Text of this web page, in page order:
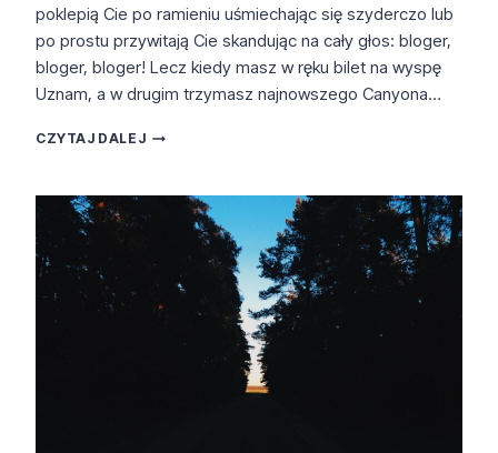
poklepią Cie po ramieniu uśmiechając się szyderczo lub
po prostu przywitają Cie skandując na cały głos: bloger,
bloger, bloger! Lecz kiedy masz w ręku bilet na wyspę
Uznam, a w drugim trzymasz najnowszego Canyona…
CZYTAJ DALEJUSEDOM